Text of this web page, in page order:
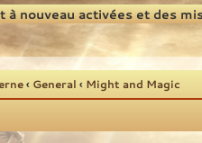
à nouveau activées et des
‹ General ‹ Might and Magic